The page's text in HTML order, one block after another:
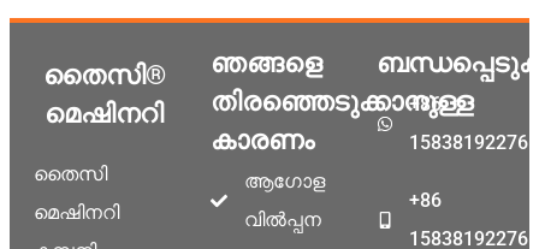
തൈസി®
മെഷിനറി
തൈസി
മെഷിനറി
ഞങ്ങളെ
തിരഞ്ഞെടുക്കാനുള്ള
കാരണം
ആഗോള
വിൽപ്പന
+86
15838192276
+86
15838192276